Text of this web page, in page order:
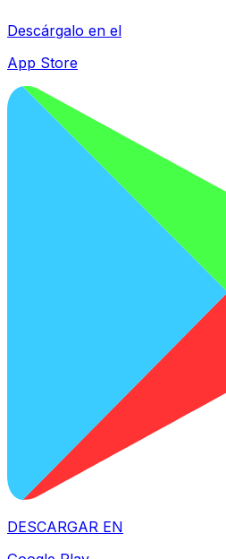
Descárgalo en el
App Store
DESCARGAR EN